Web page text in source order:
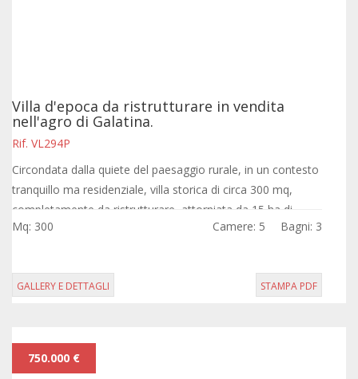
Villa d'epoca da ristrutturare in vendita
nell'agro di Galatina.
Rif. VL294P
Circondata dalla quiete del paesaggio rurale, in un contesto
tranquillo ma residenziale, villa storica di circa 300 mq,
completamente da ristrutturare, attorniata da 15 ha di
terreno.
Mq: 300 Camere: 5 Bagni: 3
GALLERY E DETTAGLI STAMPA PDF
750.000 €